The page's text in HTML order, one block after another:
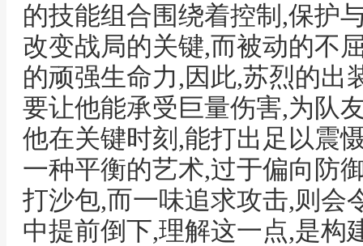
的技能组合围绕着控制,保护
改变战局的关键,而被动的不
的顽强生命力,因此,苏烈的出
要让他能承受巨量伤害,为队
他在关键时刻,能打出足以震
一种平衡的艺术,过于偏向防
打沙包,而一味追求攻击,则会
中提前倒下,理解这一点,是构